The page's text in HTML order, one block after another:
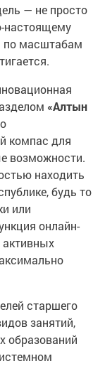
— не просто
настоящему
масштабам
«Алтын
компас для
возможности.
находить
будь то
или
онлайн-
активных
старшего
занятий,
образований